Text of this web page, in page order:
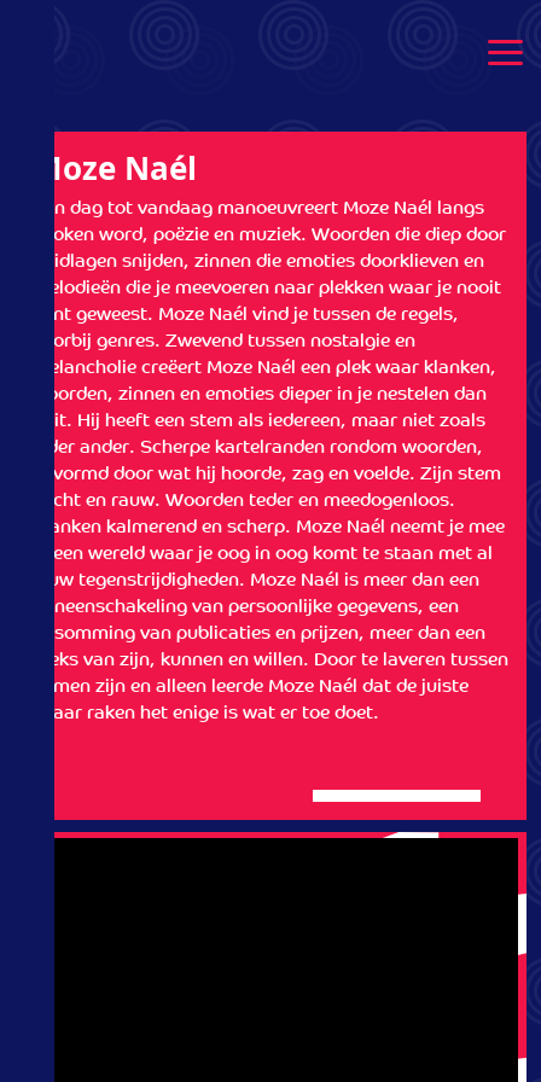
Moze Naél
Van dag tot vandaag manoeuvreert Moze Naél langs
spoken word, poëzie en muziek. Woorden die diep door
huidlagen snijden, zinnen die emoties doorklieven en
melodieën die je meevoeren naar plekken waar je nooit
bent geweest. Moze Naél vind je tussen de regels,
voorbij genres. Zwevend tussen nostalgie en
melancholie creëert Moze Naél een plek waar klanken,
woorden, zinnen en emoties dieper in je nestelen dan
ooit. Hij heeft een stem als iedereen, maar niet zoals
ieder ander. Scherpe kartelranden rondom woorden,
gevormd door wat hij hoorde, zag en voelde. Zijn stem
zacht en rauw. Woorden teder en meedogenloos.
Klanken kalmerend en scherp. Moze Naél neemt je mee
in een wereld waar je oog in oog komt te staan met al
jouw tegenstrijdigheden. Moze Naél is meer dan een
aaneenschakeling van persoonlijke gegevens, een
opsomming van publicaties en prijzen, meer dan een
reeks van zijn, kunnen en willen. Door te laveren tussen
samen zijn en alleen leerde Moze Naél dat de juiste
snaar raken het enige is wat er toe doet.